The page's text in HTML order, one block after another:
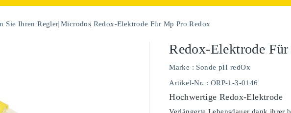
Sie Ihren Regler Microdos Redox-Elektrode Für Mp Pro Redox
Redox-Elektrode
Marke : Sonde pH redOx
Artikel-Nr. : ORP-1-3-0146
Hochwertige Redox-Elektrode